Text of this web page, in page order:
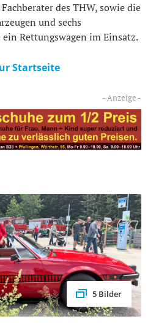
des THW, sowie die
und sechs
Rettungswagen im Einsatz.
Startseite
5 Bilder